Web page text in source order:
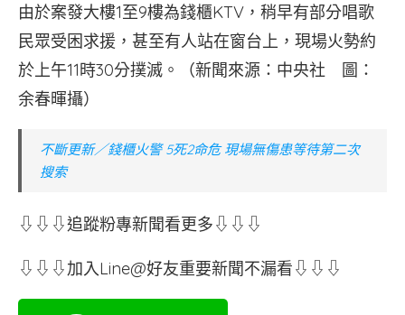
由於案發大樓1至9樓為錢櫃KTV，稍早有部分唱歌
民眾受困求援，甚至有人站在窗台上，現場火勢約
於上午11時30分撲滅。（新聞來源：中央社 圖：
余春暉攝）
不斷更新／錢櫃火警 5死2命危 現場無傷患等待第二次
搜索
⇩⇩⇩追蹤粉專新聞看更多⇩⇩⇩
⇩⇩⇩加入Line@好友重要新聞不漏看⇩⇩⇩